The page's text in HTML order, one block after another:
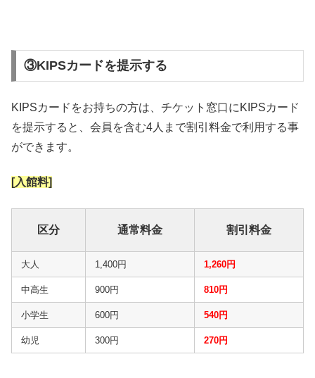
③KIPSカードを提示する
KIPSカードをお持ちの方は、チケット窓口にKIPSカード
を提示すると、会員を含む4人まで割引料金で利用する事
ができます。
[入館料]
区分 通常料金 割引料金
大人 1,400円 1,260円
中高生 900円 810円
小学生 600円 540円
幼児 300円 270円